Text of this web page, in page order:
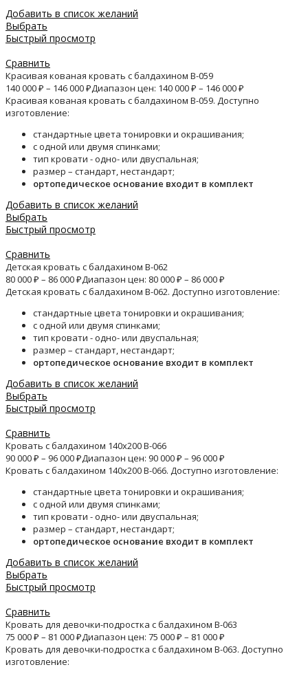
Добавить в список желаний
Выбрать
Быстрый просмотр
Сравнить
Красивая кованая кровать с балдахином B-059
140 000₽ – 146 000₽Диапазон цен: 140 000 ₽ – 146 000 ₽
Красивая кованая кровать с балдахином B-059. Доступно
изготовление:
стандартные цвета тонировки и окрашивания;
с одной или двумя спинками;
тип кровати - одно- или двуспальная;
размер – стандарт, нестандарт;
ортопедическое основание входит в комплект
Добавить в список желаний
Выбрать
Быстрый просмотр
Сравнить
Детская кровать с балдахином B-062
80 000₽ – 86 000₽Диапазон цен: 80 000 ₽ – 86 000 ₽
Детская кровать с балдахином B-062. Доступно изготовление:
стандартные цвета тонировки и окрашивания;
с одной или двумя спинками;
тип кровати - одно- или двуспальная;
размер – стандарт, нестандарт;
ортопедическое основание входит в комплект
Добавить в список желаний
Выбрать
Быстрый просмотр
Сравнить
Кровать с балдахином 140х200 B-066
90 000₽ – 96 000₽Диапазон цен: 90 000 ₽ – 96 000 ₽
Кровать с балдахином 140х200 B-066. Доступно изготовление:
стандартные цвета тонировки и окрашивания;
с одной или двумя спинками;
тип кровати - одно- или двуспальная;
размер – стандарт, нестандарт;
ортопедическое основание входит в комплект
Добавить в список желаний
Выбрать
Быстрый просмотр
Сравнить
Кровать для девочки-подростка с балдахином B-063
75 000₽ – 81 000₽Диапазон цен: 75 000 ₽ – 81 000 ₽
Кровать для девочки-подростка с балдахином B-063. Доступно
изготовление: